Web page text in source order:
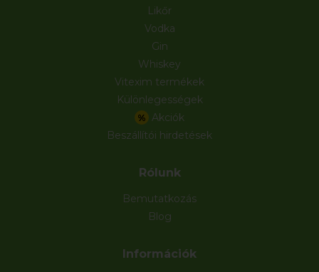
Likőr
Vodka
Gin
Whiskey
Vitexim termékek
Különlegességek
% Akciók
Beszállítói hirdetések
Rólunk
Bemutatkozás
Blog
Információk